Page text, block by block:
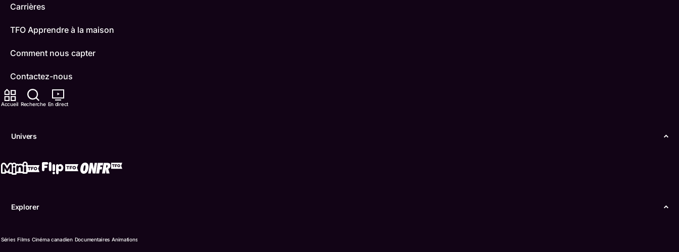
Accueil Recherche En direct
Univers
Explorer
Séries Films Cinéma canadien Documentaires Animations
Carrières
TFO Apprendre à la maison
Comment nous capter
Contactez-nous
ONFR
Conditions d'utilisation
© Office des télécommunications éducatives de langue française de l’Ontario (TFO) - 2026